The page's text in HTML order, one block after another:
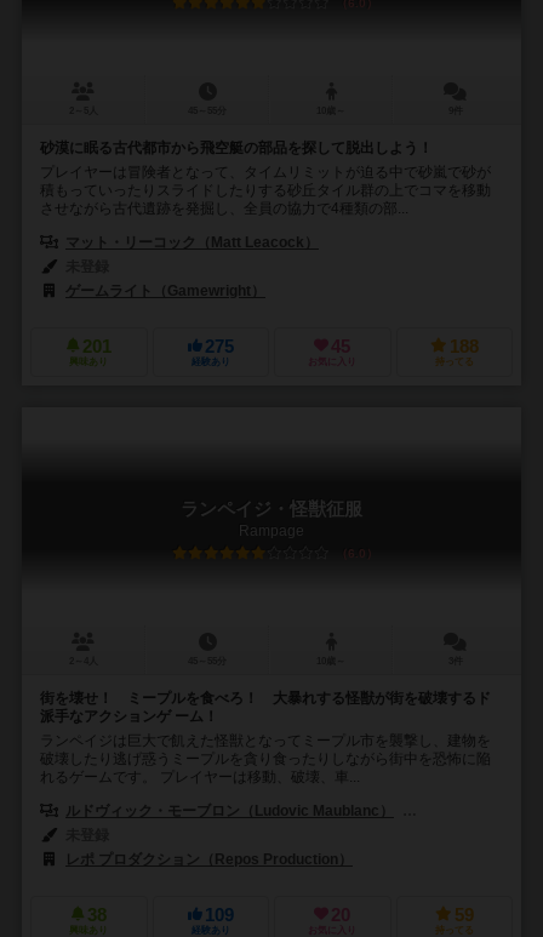
砂漠に眠る古代都市から飛空艇の部品を探して脱出しよう！
プレイヤーは冒険者となって、タイムリミットが迫る中で砂嵐で砂が
積もっていったりスライドしたりする砂丘タイル群の上でコマを移動
させながら古代遺跡を発掘し、全員の協力で4種類の部...
マット・リーコック（Matt Leacock）
ゲームライト（Gamewright）
201
興味あり
275
経験あり
45
お気に入り
188
持ってる
ランペイジ・怪獣征服
Rampage
6.0
街を壊せ！ ミープルを食べろ！ 大暴れする怪獣が街を破壊するド
派手なアクションゲ ーム！
ランペイジは巨大で飢えた怪獣となってミープル市を襲撃し、建物を
破壊したり逃げ惑うミープルを貪り食ったりしながら街中を恐怖に陥
れるゲームです。 プレイヤーは移動、破壊、車...
ルドヴィック・モーブロン（Ludovic Maublanc）
レポ プロダクション（Repos Production）
38
興味あり
109
経験あり
20
お気に入り
59
持ってる